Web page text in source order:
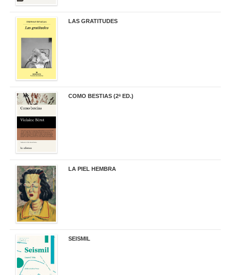
LAS GRATITUDES
COMO BESTIAS (2ª ED.)
LA PIEL HEMBRA
SEISMIL